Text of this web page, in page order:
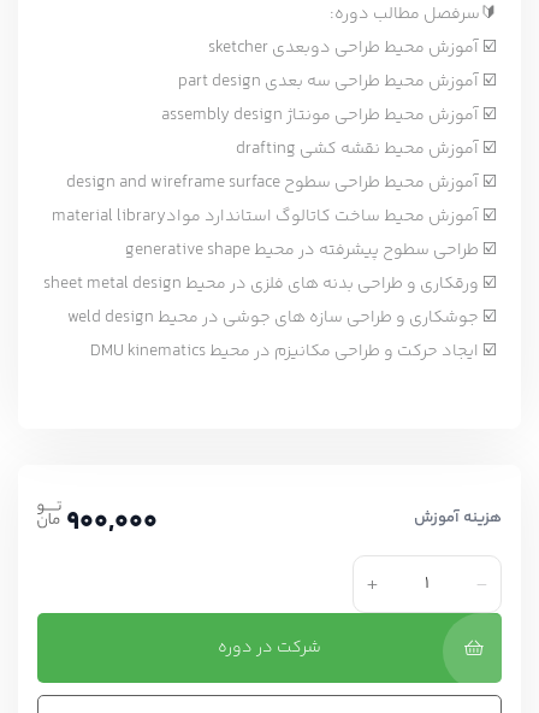
🔰سرفصل مطالب دوره:
☑️ آموزش محیط طراحی دوبعدی sketcher
☑️ آموزش محیط طراحی سه بعدی part design
☑️ آموزش محیط طراحی مونتاژ assembly design
☑️ آموزش محیط نقشه کشی drafting
☑️ آموزش محیط طراحی سطوح design and wireframe surface
☑️ آموزش محیط ساخت کاتالوگ استاندارد موادmaterial library
☑️ طراحی سطوح پیشرفته در محیط generative shape
☑️ ورقکاری و طراحی بدنه های فلزی در محیط sheet metal design
☑️ جوشکاری و طراحی سازه های جوشی در محیط weld design
☑️ ایجاد حرکت و طراحی مکانیزم در محیط DMU kinematics
هزینه آموزش 900,000
-
+
شرکت در دوره